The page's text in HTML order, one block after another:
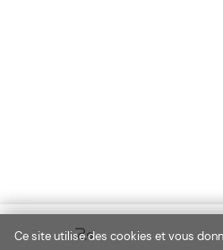
Ce site utilise des cookies et vous